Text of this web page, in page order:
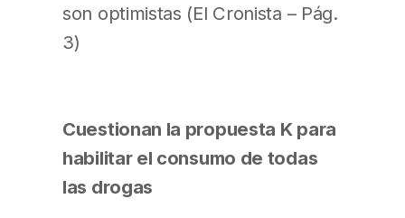
son optimistas (El Cronista – Pág.
3)
Cuestionan la propuesta K para
habilitar el consumo de todas
las drogas